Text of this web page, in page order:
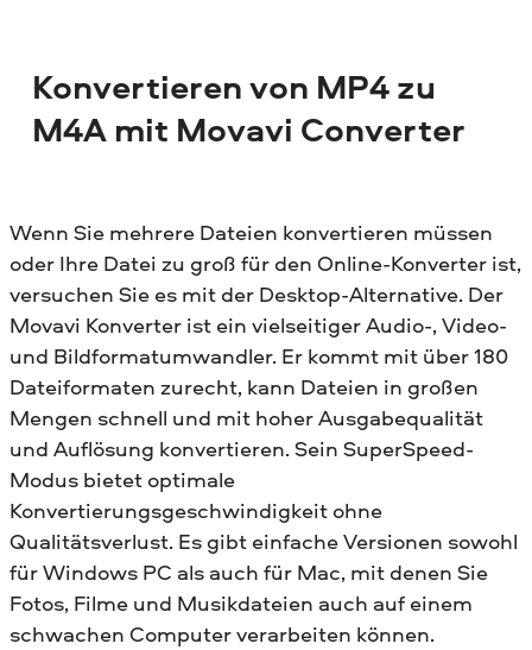
Konvertieren von MP4 zu
M4A mit Movavi Converter
Wenn Sie mehrere Dateien konvertieren müssen
oder Ihre Datei zu groß für den Online-Konverter ist,
versuchen Sie es mit der Desktop-Alternative. Der
Movavi Konverter ist ein vielseitiger Audio-, Video-
und Bildformatumwandler. Er kommt mit über 180
Dateiformaten zurecht, kann Dateien in großen
Mengen schnell und mit hoher Ausgabequalität
und Auflösung konvertieren. Sein SuperSpeed-
Modus bietet optimale
Konvertierungsgeschwindigkeit ohne
Qualitätsverlust. Es gibt einfache Versionen sowohl
für Windows PC als auch für Mac, mit denen Sie
Fotos, Filme und Musikdateien auch auf einem
schwachen Computer verarbeiten können.